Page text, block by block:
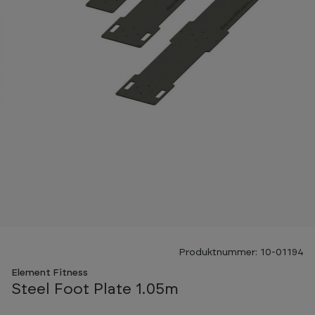
Produktnummer: 10-01194
Element Fitness
Steel Foot Plate 1.05m